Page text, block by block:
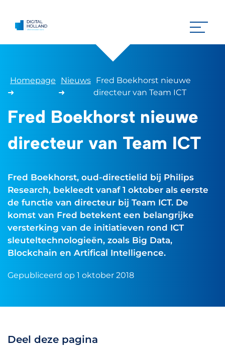
Homepage
➜
Nieuws
➜
Fred Boekhorst nieuwe
directeur van Team ICT
Fred Boekhorst nieuwe
directeur van Team ICT
Fred Boekhorst, oud-directielid bij Philips
Research, bekleedt vanaf 1 oktober als eerste
de functie van directeur bij Team ICT. De
komst van Fred betekent een belangrijke
versterking van de initiatieven rond ICT
sleuteltechnologieën, zoals Big Data,
Blockchain en Artifical Intelligence.
Gepubliceerd op 1 oktober 2018
Deel deze pagina